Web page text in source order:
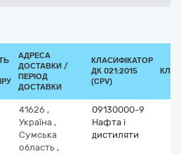
АДРЕСА
ДОСТАВКИ /
ПЕРІОД
ДОСТАВКИ
КЛАСИФІКАТОР
ДК 021:2015
(CPV)
41626 ,
Україна ,
Сумська
область ,
09130000-9
Нафта і
дистиляти